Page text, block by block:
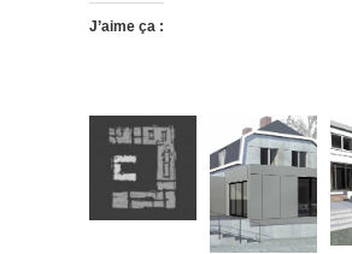
J’aime ça :